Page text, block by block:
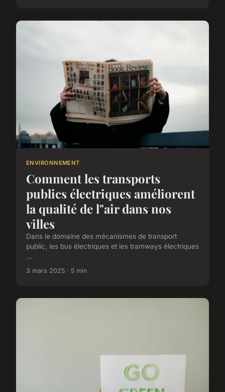
ENVIRONNEMENT
Comment les transports
publics électriques améliorent
la qualité de l"air dans nos
villes
Dans le domaine des mécanismes de transport
public, les bus électriques et les tramways électriques
...
3 mars 2025 · 5 min